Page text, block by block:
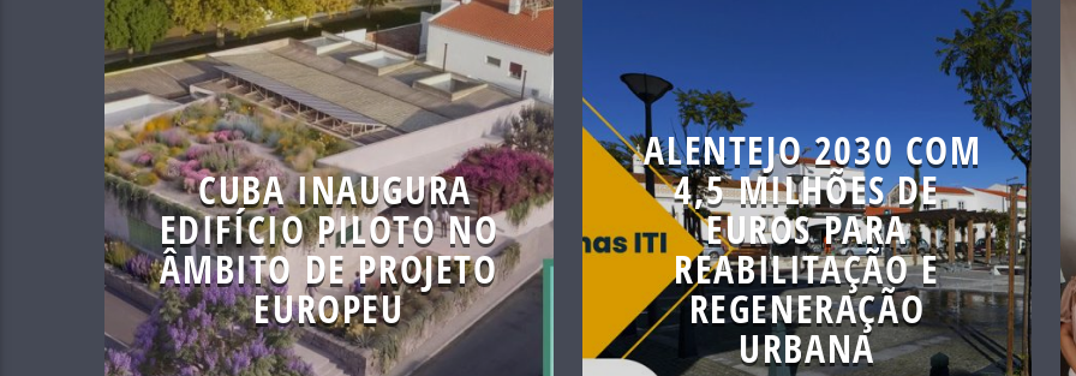
CUBA INAUGURA
EDIFÍCIO PILOTO NO
ÂMBITO DE PROJETO
EUROPEU
ALENTEJO 2030 COM
4,5 MILHÕES DE
EUROS PARA
REABILITAÇÃO E
REGENERAÇÃO
URBANA